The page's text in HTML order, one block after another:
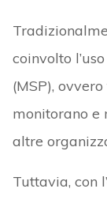
coinvolto
(MSP),
monitorano e
altre
Tuttavia, con